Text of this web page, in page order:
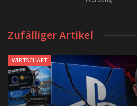
Zufälliger Artikel
WIRTSCHAFT